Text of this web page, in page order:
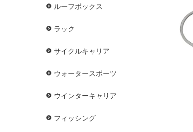
ルーフボックス
ラック
サイクルキャリア
ウォータースポーツ
ウインターキャリア
フィッシング